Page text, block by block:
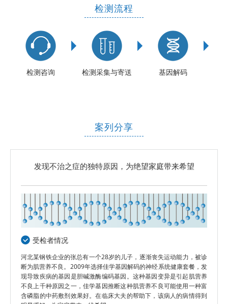
检测流程
检测咨询 检测采集与寄送 基因解码
案列分享
发现不治之症的独特原因，为绝望家庭带来希望
受检者情况
河北某钢铁企业的张总有一个28岁的儿子，逐渐丧失运动能力，被诊
断为肌营养不良。2009年选择佳学基因解码的神经系统健康套餐，发
现导致疾病的基因是胆碱激酶编码基因。这种基因变异是引起肌营养
不良上千种原因之一，佳学基因推断这种肌营养不良可能使用一种富
含磷脂的中药敷剂效果好。在临床大夫的帮助下，该病人的病情得到